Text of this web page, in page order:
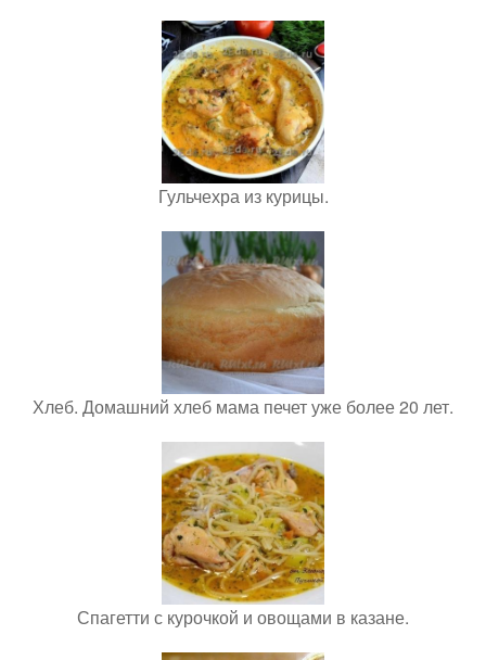
Гульчехра из курицы.
Хлеб. Домашний хлеб мама печет уже более 20 лет.
Спагетти с курочкой и овощами в казане.